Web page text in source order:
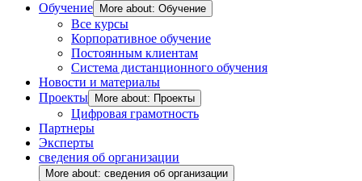
Обучение
More about: Обучение
Все курсы
Корпоративное обучение
Постоянным клиентам
Система дистанционного обучения
Новости и материалы
Проекты
More about: Проекты
Цифровая грамотность
Партнеры
Эксперты
сведения об организации
More about: сведения об организации